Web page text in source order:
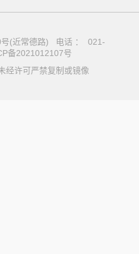
号(近常德路) 电话 ： 021-
备2021012107号
经许可严禁复制或镜像